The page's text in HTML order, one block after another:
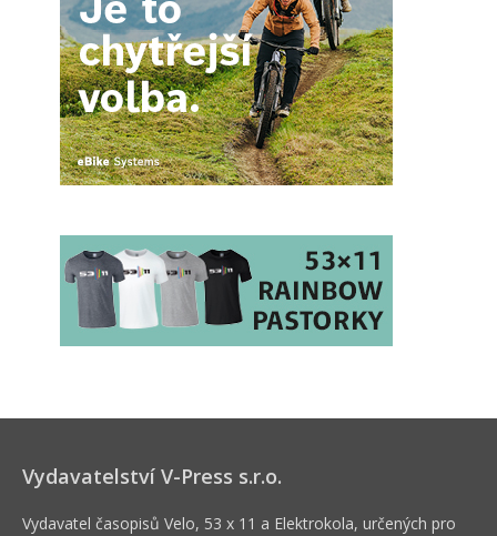
Vydavatelství V-Press s.r.o.
Vydavatel časopisů Velo, 53 x 11 a Elektrokola, určených pro